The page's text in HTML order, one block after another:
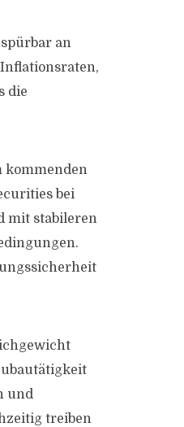
an
die
kommenden
bei
mit stabileren
und
treiben